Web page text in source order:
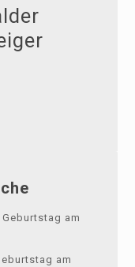
am
am